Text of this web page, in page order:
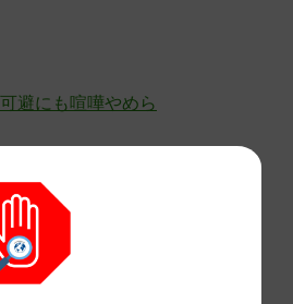
避にも喧嘩やめら